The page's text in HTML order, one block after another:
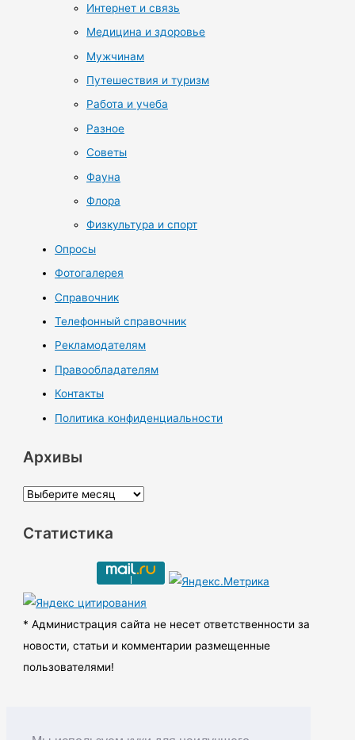
Интернет и связь
Медицина и здоровье
Мужчинам
Путешествия и туризм
Работа и учеба
Разное
Советы
Фауна
Флора
Физкультура и спорт
Опросы
Фотогалерея
Справочник
Телефонный справочник
Рекламодателям
Правообладателям
Контакты
Политика конфиденциальности
Архивы
А
х
ы
Статистика
* Администрация сайта не несет ответственности за
новости, статьи и комментарии размещенные
пользователями!